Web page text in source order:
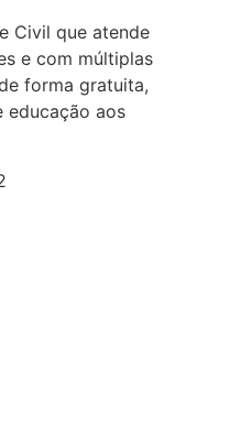
Civil que atende
e com múltiplas
forma gratuita,
educação aos